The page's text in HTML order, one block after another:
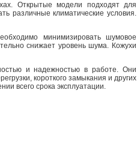
Открытые модели подходят для
различные климатические условия.
минимизировать шумовое
снижает уровень шума. Кожухи
и надежностью в работе. Они
короткого замыкания и других
всего срока эксплуатации.